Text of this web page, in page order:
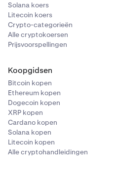
Solana koers
Litecoin koers
Crypto-categorieën
Alle cryptokoersen
Prijsvoorspellingen
Koopgidsen
Bitcoin kopen
Ethereum kopen
Dogecoin kopen
XRP kopen
Cardano kopen
Solana kopen
Litecoin kopen
Alle cryptohandleidingen